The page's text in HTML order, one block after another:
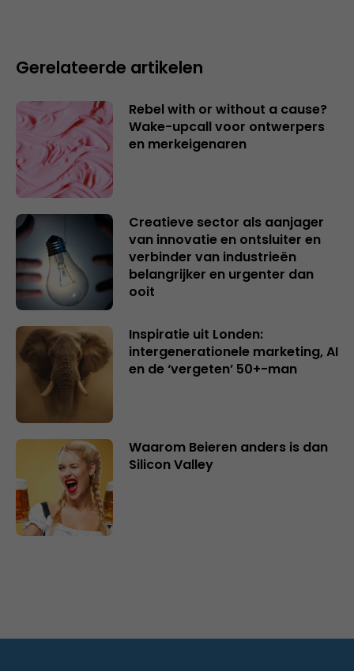
Gerelateerde artikelen
Rebel with or without a cause?
Wake-upcall voor ontwerpers
en merkeigenaren
Creatieve sector als aanjager
van innovatie en ontsluiter en
verbinder van industrieën
belangrijker en urgenter dan
ooit
Inspiratie uit Londen:
intergenerationele marketing, AI
en de ‘vergeten’ 50+-man
Waarom Beieren anders is dan
Silicon Valley